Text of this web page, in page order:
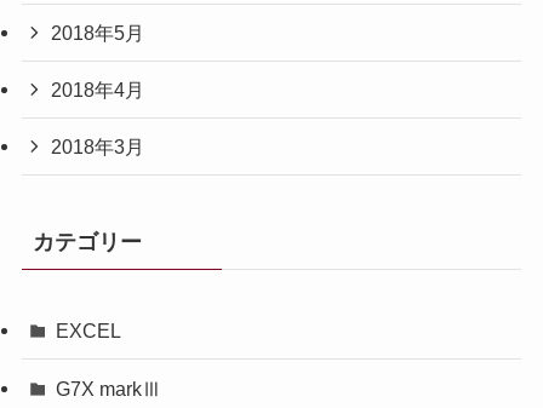
2018年5月
2018年4月
2018年3月
カテゴリー
EXCEL
G7X markⅢ